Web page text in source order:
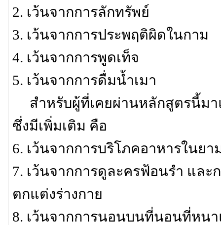
2. เว้นจากการลักทรัพย์
3. เว้นจากการประพฤติผิดในกาม
4. เว้นจากการพูดเท็จ
5. เว้นจากการดื่มน้ำเมา
สำหรับผู้ที่เคยผ่านหลักสูตรนี้มา
ซึ่งมีเพิ่มเติม คือ
6. เว้นจากการบริโภคอาหารในยา
7. เว้นจากการดูละครฟ้อนรำ และ
ตกแต่งร่างกาย
8. เว้นจากการนอนบนที่นอนที่หน